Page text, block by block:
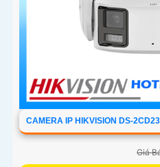
CAMERA IP HIKVISION DS-
Giá